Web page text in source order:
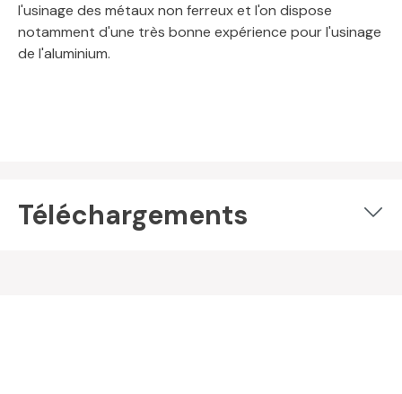
l'usinage des métaux non ferreux et l'on dispose
notamment d'une très bonne expérience pour l'usinage
de l'aluminium.
Téléchargements